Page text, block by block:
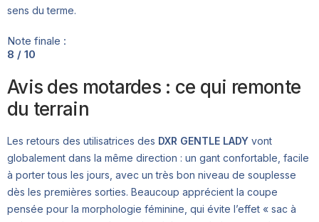
sens du terme.
Note finale :
8 / 10
Avis des motardes : ce qui remonte
du terrain
Les retours des utilisatrices des DXR GENTLE LADY vont
globalement dans la même direction : un gant confortable, facile
à porter tous les jours, avec un très bon niveau de souplesse
dès les premières sorties. Beaucoup apprécient la coupe
pensée pour la morphologie féminine, qui évite l’effet « sac à